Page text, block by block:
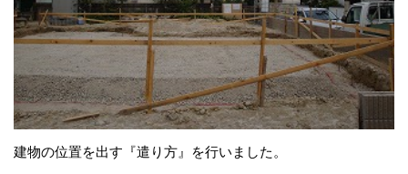
建物の位置を出す『遣り方』を行いました。